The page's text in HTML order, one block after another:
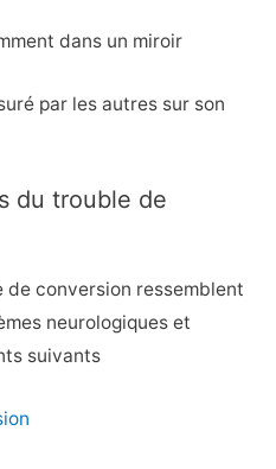
dans un miroir
par les autres sur son
du trouble de
de conversion ressemblent
neurologiques et
suivants